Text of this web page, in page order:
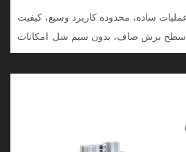
ساده، محدوده کاربرد وسیع، کیفیت